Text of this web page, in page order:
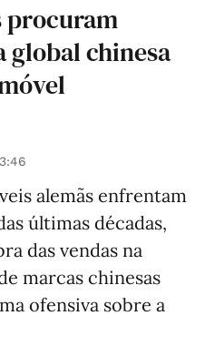
procuram
global chinesa
alemãs enfrentam
últimas décadas,
das vendas na
marcas chinesas
ofensiva sobre a